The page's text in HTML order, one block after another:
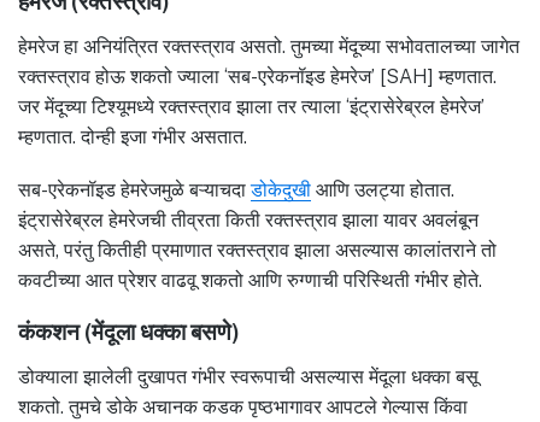
हेमरेज हा अनियंत्रित रक्तस्त्राव असतो. तुमच्या मेंदूच्या सभोवतालच्या जागेत
रक्तस्त्राव होऊ शकतो ज्याला ‘सब-एरेकनॉइड हेमरेज’ [SAH] म्हणतात.
जर मेंदूच्या टिश्यूमध्ये रक्तस्त्राव झाला तर त्याला ‘इंट्रासेरेब्रल हेमरेज’
म्हणतात. दोन्ही इजा गंभीर असतात.
सब-एरेकनॉइड हेमरेजमुळे बऱ्याचदाडोकेदुखी आणि उलट्या होतात.
इंट्रासेरेब्रल हेमरेजची तीव्रता किती रक्तस्त्राव झाला यावर अवलंबून
असते, परंतु कितीही प्रमाणात रक्तस्त्राव झाला असल्यास कालांतराने तो
कवटीच्या आत प्रेशर वाढवू शकतो आणि रुग्णाची परिस्थिती गंभीर होते.
कंकशन (मेंदूला धक्का बसणे)
डोक्याला झालेली दुखापत गंभीर स्वरूपाची असल्यास मेंदूला धक्का बसू
शकतो. तुमचे डोके अचानक कडक पृष्ठभागावर आपटले गेल्यास किंवा